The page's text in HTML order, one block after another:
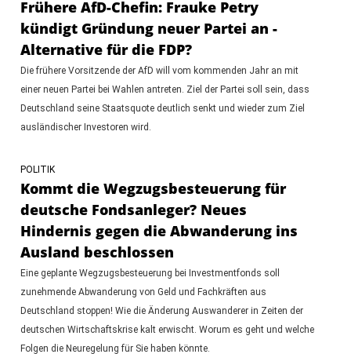
Frühere AfD-Chefin: Frauke Petry
kündigt Gründung neuer Partei an -
Alternative für die FDP?
Die frühere Vorsitzende der AfD will vom kommenden Jahr an mit
einer neuen Partei bei Wahlen antreten. Ziel der Partei soll sein, dass
Deutschland seine Staatsquote deutlich senkt und wieder zum Ziel
ausländischer Investoren wird.
POLITIK
Kommt die Wegzugsbesteuerung für
deutsche Fondsanleger? Neues
Hindernis gegen die Abwanderung ins
Ausland beschlossen
Eine geplante Wegzugsbesteuerung bei Investmentfonds soll
zunehmende Abwanderung von Geld und Fachkräften aus
Deutschland stoppen! Wie die Änderung Auswanderer in Zeiten der
deutschen Wirtschaftskrise kalt erwischt. Worum es geht und welche
Folgen die Neuregelung für Sie haben könnte.